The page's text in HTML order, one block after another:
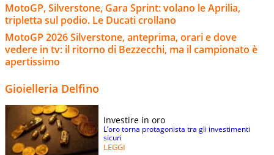
MotoGP, Silverstone, Gara Sprint: volano le Aprilia,
tripletta sul podio. Le Ducati crollano
MotoGP 2026 Silverstone, anteprima, orari e dove
vedere in tv: il ritorno di Bezzecchi, ma il campionato è
apertissimo
Gioielleria Delfino
Investire in oro
L’oro torna protagonista tra gli investimenti
sicuri
LEGGI